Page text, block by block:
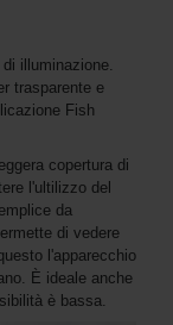
illuminazione.
trasparente e
Fish
copertura di
l'ultilizzo del
da
di vedere
l'apparecchio
È ideale anche
è bassa.